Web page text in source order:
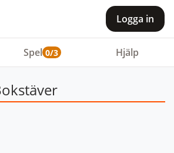
Logga in
Spel 0/3 Hjälp